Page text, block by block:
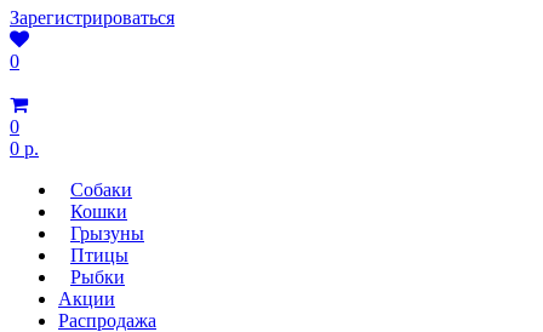
Зарегистрироваться
0
0
0 р.
Собаки
Кошки
Грызуны
Птицы
Рыбки
Акции
Распродажа